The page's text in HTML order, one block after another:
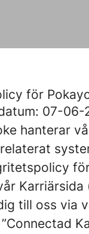
för
07-06-
hanterar
Karriärsida
till oss via